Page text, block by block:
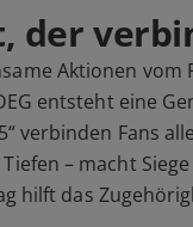
der
Aktionen vom
entsteht eine
verbinden Fans
– macht
hilft das